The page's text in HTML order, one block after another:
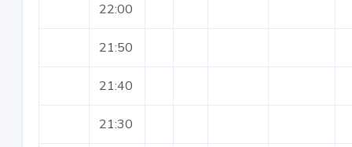
22:00
21:50
21:40
21:30